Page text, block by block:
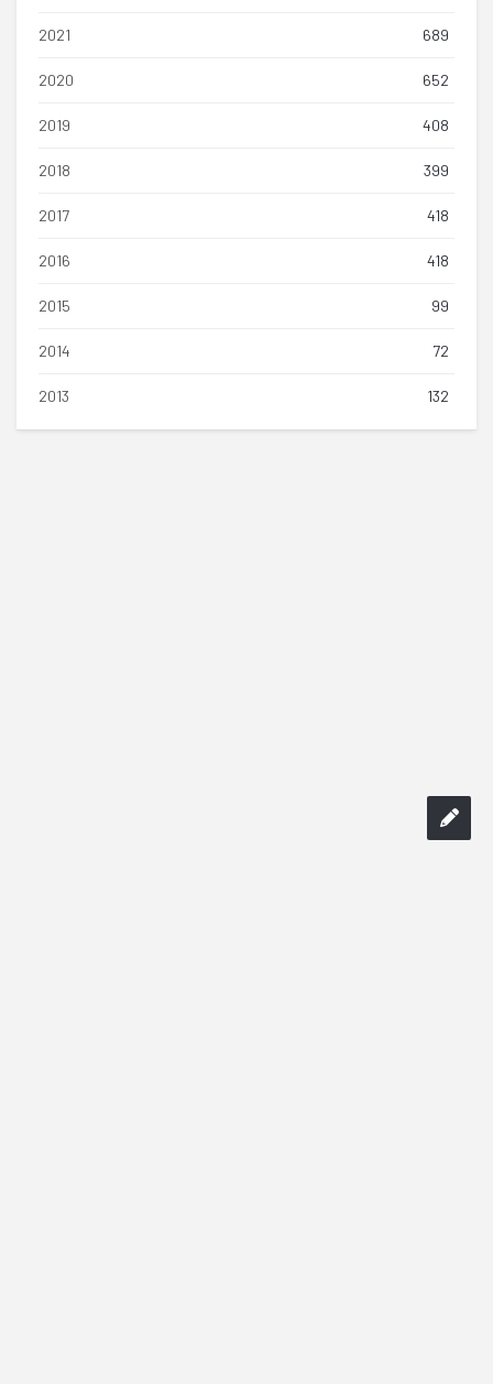
2021 689
2020 652
2019 408
2018 399
2017 418
2016 418
2015 99
2014 72
2013 132